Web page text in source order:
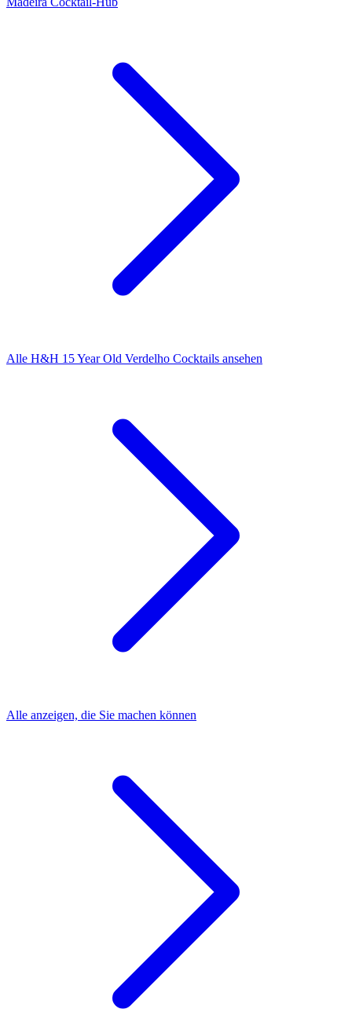
Alle H&H 15 Year Old Verdelho Cocktails ansehen
Alle anzeigen, die Sie machen können